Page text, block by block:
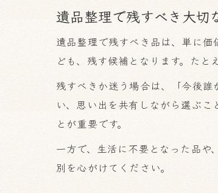
遺品整理で残すべき大切
遺品整理で残すべき品は、単に
ども、残す候補となります。たと
残すべきか迷う場合は、「今後
い、思い出を共有しながら選ぶ
とが重要です。
一方で、生活に不要となった品
別を心がけてください。